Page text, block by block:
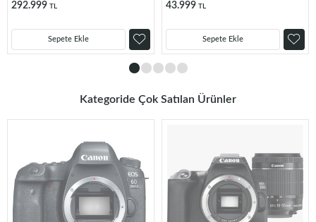
292.999 TL
Sepete Ekle
43.999 TL
Sepete Ekle
Kategoride Çok Satılan Ürünler